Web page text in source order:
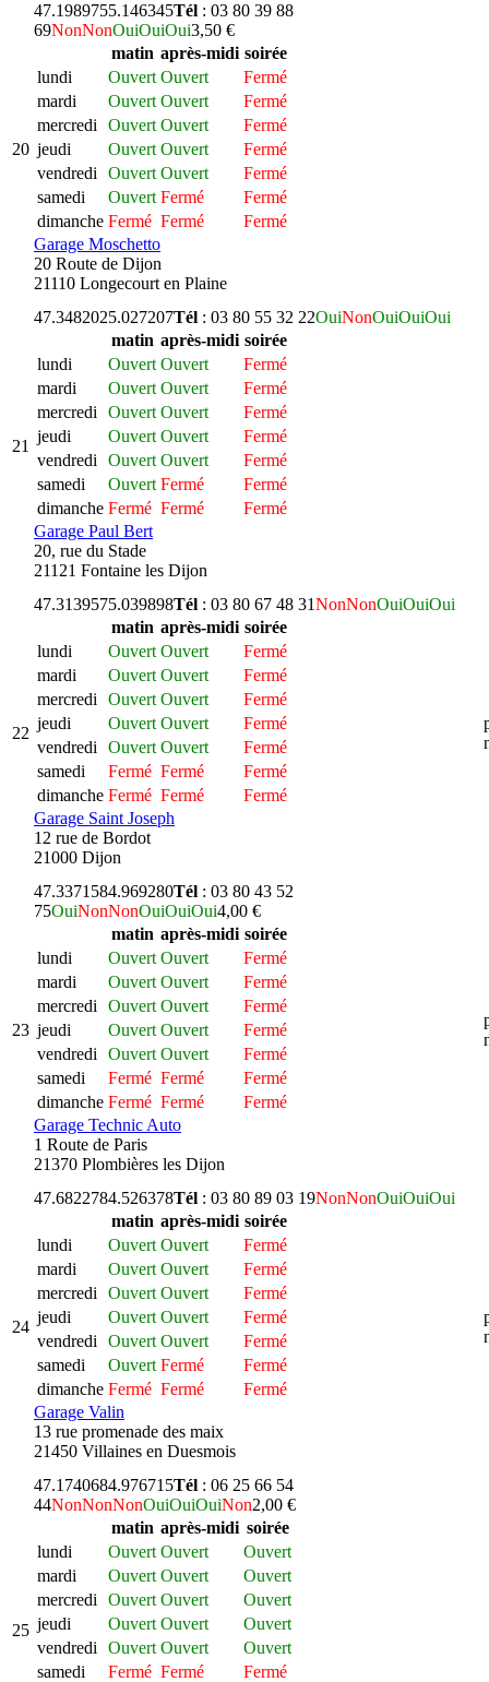
20
47.1989755.146345Tél : 03 80 39 88
69NonNonOuiOuiOui3,50 €
matin après-midi soirée
lundi
Ouvert Ouvert
Fermé
mardi
Ouvert Ouvert
Fermé
mercredi
Ouvert Ouvert
Fermé
jeudi
Ouvert Ouvert
Fermé
vendredi
Ouvert Ouvert
Fermé
samedi
Ouvert Fermé
Fermé
dimanche Fermé Fermé
Fermé
Garage Moschetto
20 Route de Dijon
21110 Longecourt en Plaine
21
47.3482025.027207Tél : 03 80 55 32 22OuiNonOuiOuiOui
matin après-midi soirée
lundi
Ouvert Ouvert
Fermé
mardi
Ouvert Ouvert
Fermé
mercredi
Ouvert Ouvert
Fermé
jeudi
Ouvert Ouvert
Fermé
vendredi
Ouvert Ouvert
Fermé
samedi
Ouvert Fermé
Fermé
dimanche Fermé Fermé
Fermé
Garage Paul Bert
20, rue du Stade
21121 Fontaine les Dijon
22
47.3139575.039898Tél : 03 80 67 48 31NonNonOuiOuiOui
matin après-midi soirée
lundi
Ouvert Ouvert
Fermé
mardi
Ouvert Ouvert
Fermé
mercredi
Ouvert Ouvert
Fermé
jeudi
Ouvert Ouvert
Fermé
vendredi
Ouvert Ouvert
Fermé
samedi
Fermé Fermé
Fermé
dimanche Fermé Fermé
Fermé
Garage Saint Joseph
12 rue de Bordot
21000 Dijon
23
47.3371584.969280Tél : 03 80 43 52
75OuiNonNonOuiOuiOui4,00 €
matin après-midi soirée
lundi
Ouvert Ouvert
Fermé
mardi
Ouvert Ouvert
Fermé
mercredi
Ouvert Ouvert
Fermé
jeudi
Ouvert Ouvert
Fermé
vendredi
Ouvert Ouvert
Fermé
samedi
Fermé Fermé
Fermé
dimanche Fermé Fermé
Fermé
Garage Technic Auto
1 Route de Paris
21370 Plombières les Dijon
24
47.6822784.526378Tél : 03 80 89 03 19NonNonOuiOuiOui
matin après-midi soirée
lundi
Ouvert Ouvert
Fermé
mardi
Ouvert Ouvert
Fermé
mercredi
Ouvert Ouvert
Fermé
jeudi
Ouvert Ouvert
Fermé
vendredi
Ouvert Ouvert
Fermé
samedi
Ouvert Fermé
Fermé
dimanche Fermé Fermé
Fermé
Garage Valin
13 rue promenade des maix
21450 Villaines en Duesmois
25
47.1740684.976715Tél : 06 25 66 54
44NonNonNonOuiOuiOuiNon2,00 €
matin après-midi soirée
lundi
Ouvert Ouvert
Ouvert
mardi
Ouvert Ouvert
Ouvert
mercredi
Ouvert Ouvert
Ouvert
jeudi
Ouvert Ouvert
Ouvert
vendredi
Ouvert Ouvert
Ouvert
samedi
Fermé Fermé Fermé